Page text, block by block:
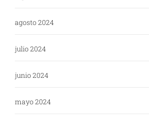
agosto 2024
julio 2024
junio 2024
mayo 2024